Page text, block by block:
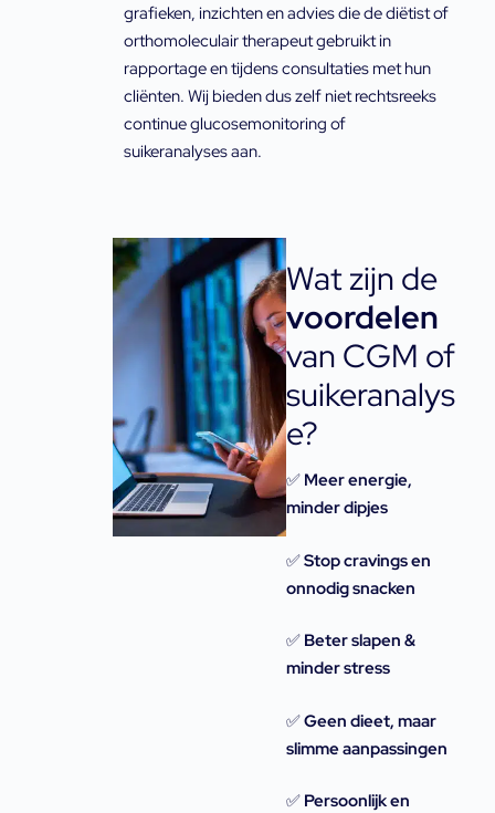
grafieken, inzichten en advies die de diëtist of
orthomoleculair therapeut gebruikt in
rapportage en tijdens consultaties met hun
cliënten. Wij bieden dus zelf niet rechtsreeks
continue glucosemonitoring of
suikeranalyses aan.
Wat zijn de
voordelen
van CGM of
suikeranalys
e?
✅ Meer energie,
minder dipjes
✅Stop cravings en
onnodig snacken
✅ Beter slapen &
minder stress
✅Geen dieet, maar
slimme aanpassingen
✅ Persoonlijk en